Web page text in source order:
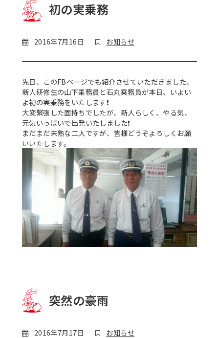
初の実乗務
2016年7月16日 お知らせ
先日、このFBページでも紹介させていただきました、
新人研修生の山下乗務員と石丸乗務員が本日、いよい
よ初の実乗務をいたします❗
大変緊張した面持ちでしたが、新人らしく、やる気、
元気いっぱいで出発いたしました❗
まだまだ未熟な二人ですが、皆様どうぞよろしくお願
いいたします。
突然の豪雨
2016年7月17日 お知らせ